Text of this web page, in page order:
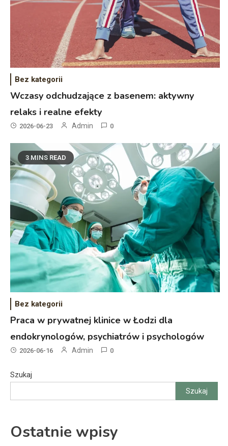
Bez kategorii
Wczasy odchudzające z basenem: aktywny
relaks i realne efekty
2026-06-23 Admin 0
3 MINS READ
Bez kategorii
Praca w prywatnej klinice w Łodzi dla
endokrynologów, psychiatrów i psychologów
2026-06-16 Admin 0
Szukaj
Szukaj
Ostatnie wpisy